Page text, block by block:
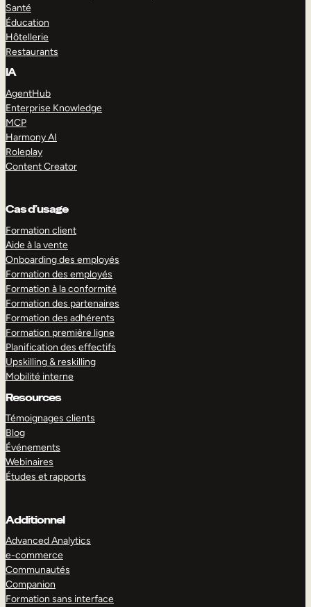
Santé
Éducation
Hôtellerie
Restaurants
IA
AgentHub
Enterprise Knowledge
MCP
Harmony AI
Roleplay
Content Creator
Cas d’usage
Formation client
Aide à la vente
Onboarding des employés
Formation des employés
Formation à la conformité
Formation des partenaires
Formation des adhérents
Formation première ligne
Planification des effectifs
Upskilling & reskilling
Mobilité interne
Resources
Témoignages clients
Blog
Événements
Webinaires
Études et rapports
Additionnel
Advanced Analytics
e-commerce
Communautés
Companion
Formation sans interface